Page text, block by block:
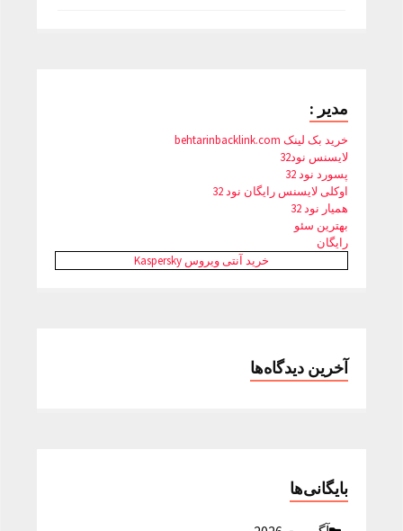
مدیر :
خرید بک لینک behtarinbacklink.com
لایسنس نود32
پسورد نود 32
اوکلی لایسنس رایگان نود 32
همیار نود 32
بهترین سئو
رایگان
خرید آنتی ویروس Kaspersky
آخرین دیدگاه‌ها
بایگانی‌ها